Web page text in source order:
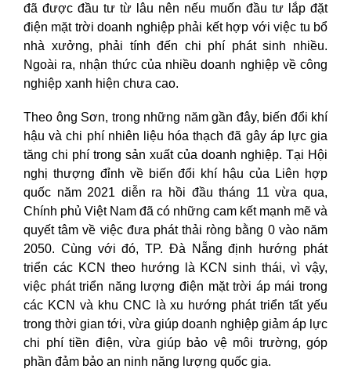
đã được đầu tư từ lâu nên nếu muốn đầu tư lắp đặt
điện mặt trời doanh nghiệp phải kết hợp với việc tu bổ
nhà xưởng, phải tính đến chi phí phát sinh nhiều.
Ngoài ra, nhận thức của nhiều doanh nghiệp về công
nghiệp xanh hiện chưa cao.
Theo ông Sơn, trong những năm gần đây, biến đổi khí
hậu và chi phí nhiên liệu hóa thạch đã gây áp lực gia
tăng chi phí trong sản xuất của doanh nghiệp. Tại Hội
nghị thượng đỉnh về biến đổi khí hậu của Liên hợp
quốc năm 2021 diễn ra hồi đầu tháng 11 vừa qua,
Chính phủ Việt Nam đã có những cam kết mạnh mẽ và
quyết tâm về việc đưa phát thải ròng bằng 0 vào năm
2050. Cùng với đó, TP. Đà Nẵng định hướng phát
triển các KCN theo hướng là KCN sinh thái, vì vậy,
việc phát triển năng lượng điện mặt trời áp mái trong
các KCN và khu CNC là xu hướng phát triển tất yếu
trong thời gian tới, vừa giúp doanh nghiệp giảm áp lực
chi phí tiền điện, vừa giúp bảo vệ môi trường, góp
phần đảm bảo an ninh năng lượng quốc gia.